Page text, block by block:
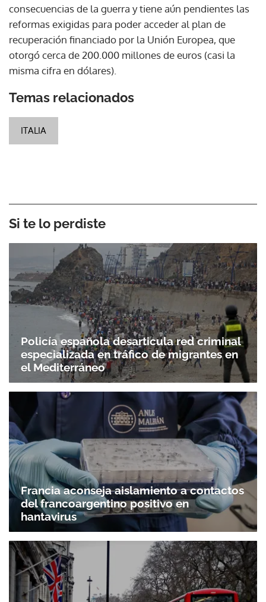
consecuencias de la guerra y tiene aún pendientes las
reformas exigidas para poder acceder al plan de
recuperación financiado por la Unión Europea, que
otorgó cerca de 200.000 millones de euros (casi la
misma cifra en dólares).
Temas relacionados
ITALIA
Si te lo perdiste
Policía española desarticula red criminal
especializada en tráfico de migrantes en
el Mediterráneo
Francia aconseja aislamiento a contactos
del francoargentino positivo en
hantavirus